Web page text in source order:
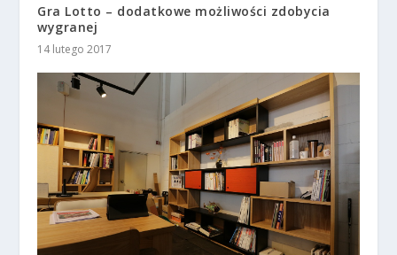
Gra Lotto – dodatkowe możliwości zdobycia
wygranej
14 lutego 2017